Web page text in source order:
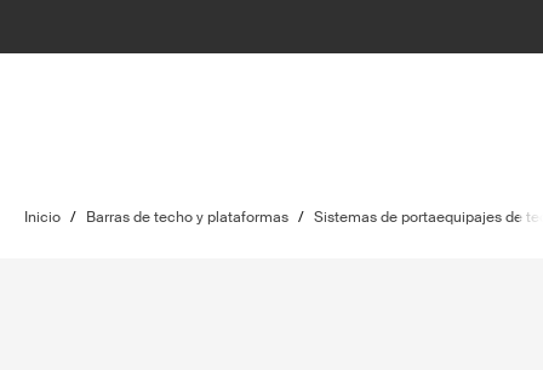
Inicio / Barras de techo y plataformas / Sistemas de portaequipajes de